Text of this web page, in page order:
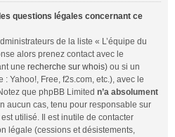
questions légales concernant ce
de la liste « L’équipe du
alors prenez contact avec le
une recherche sur whois) ou si un
Yahoo!, Free, f2s.com, etc.), avec le
que phpBB Limited n’a absolument
aucun cas, tenu pour responsable sur
utilisé. Il est inutile de contacter
légale (cessions et désistements,